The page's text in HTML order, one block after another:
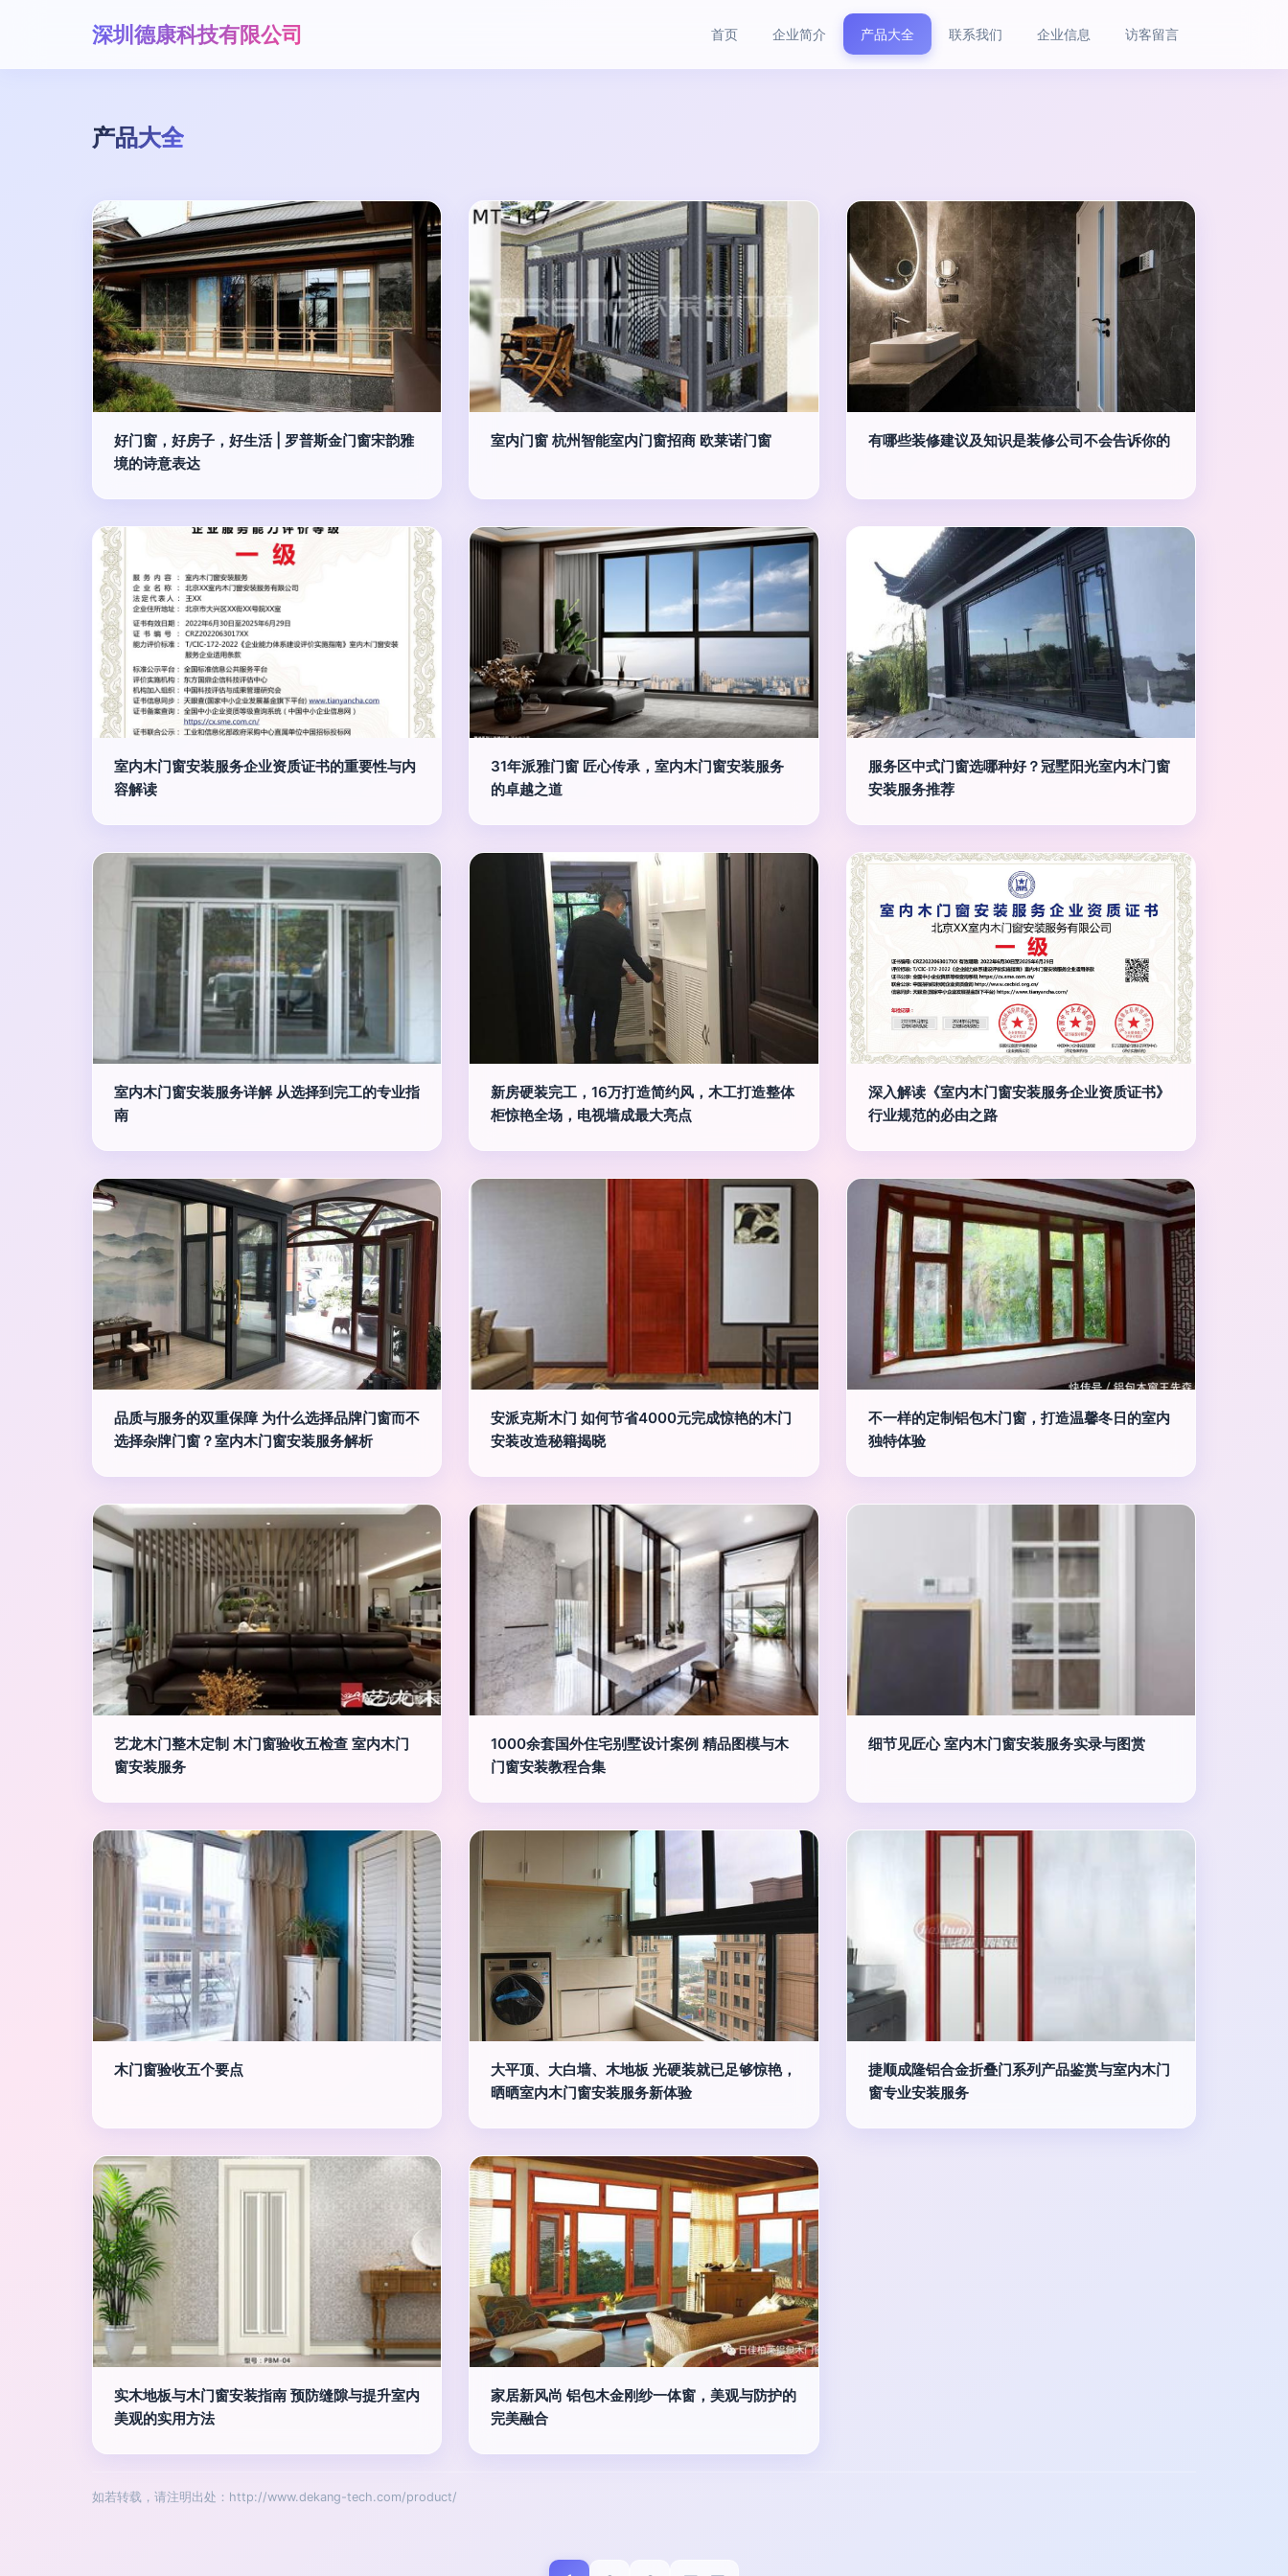
深圳德康科技有限公司 首页 企业简介 产品大全 联系我们 企业信息 访客留言
产品大全
好门窗，好房子，好生活 | 罗普斯金门窗宋韵雅
境的诗意表达
室内门窗 杭州智能室内门窗招商 欧莱诺门窗 有哪些装修建议及知识是装修公司不会告诉你的
室内木门窗安装服务企业资质证书的重要性与内
容解读
31年派雅门窗 匠心传承，室内木门窗安装服务
的卓越之道
服务区中式门窗选哪种好？冠墅阳光室内木门窗
安装服务推荐
室内木门窗安装服务详解 从选择到完工的专业指
南
新房硬装完工，16万打造简约风，木工打造整体
柜惊艳全场，电视墙成最大亮点
深入解读《室内木门窗安装服务企业资质证书》
行业规范的必由之路
品质与服务的双重保障 为什么选择品牌门窗而不
选择杂牌门窗？室内木门窗安装服务解析
安派克斯木门 如何节省4000元完成惊艳的木门
安装改造秘籍揭晓
不一样的定制铝包木门窗，打造温馨冬日的室内
独特体验
艺龙木门整木定制 木门窗验收五检查 室内木门
窗安装服务
1000余套国外住宅别墅设计案例 精品图模与木
门窗安装教程合集
细节见匠心 室内木门窗安装服务实录与图赏
木门窗验收五个要点
大平顶、大白墙、木地板 光硬装就已足够惊艳，
晒晒室内木门窗安装服务新体验
捷顺成隆铝合金折叠门系列产品鉴赏与室内木门
窗专业安装服务
实木地板与木门窗安装指南 预防缝隙与提升室内
美观的实用方法
家居新风尚 铝包木金刚纱一体窗，美观与防护的
完美融合
如若转载，请注明出处：http://www.dekang-tech.com/product/